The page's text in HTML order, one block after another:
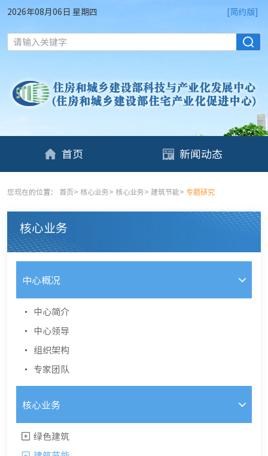
2026年08月06日 星期四 [简约版]
请输入关键字
首页 新闻动态
您现在的位置： 首页> 核心业务> 核心业务> 建筑节能> 专题研究
核心业务
中心概况
中心简介
中心领导
组织架构
专家团队
核心业务
绿色建筑